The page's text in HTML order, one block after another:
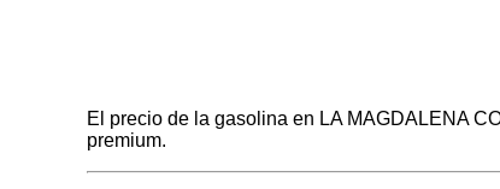
El precio de la gasolina en LA MAGDALENA
premium.